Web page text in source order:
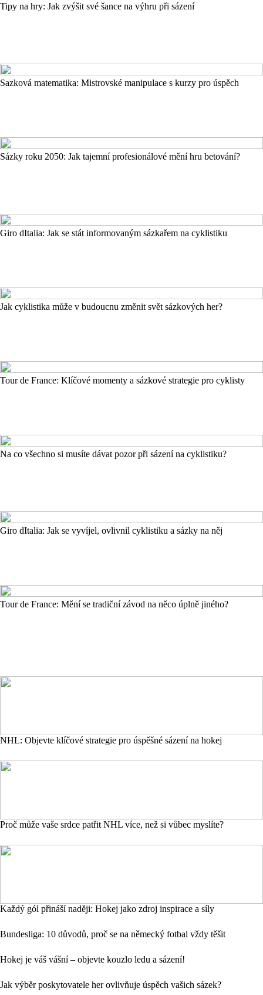
Tipy na hry: Jak zvýšit své šance na výhru při sázení
Sazková matematika: Mistrovské manipulace s kurzy pro úspěch
Sázky roku 2050: Jak tajemní profesionálové mění hru betování?
Giro dItalia: Jak se stát informovaným sázkařem na cyklistiku
Jak cyklistika může v budoucnu změnit svět sázkových her?
Tour de France: Klíčové momenty a sázkové strategie pro cyklisty
Na co všechno si musíte dávat pozor při sázení na cyklistiku?
Giro dItalia: Jak se vyvíjel, ovlivnil cyklistiku a sázky na něj
Tour de France: Mění se tradiční závod na něco úplně jiného?
NHL: Objevte klíčové strategie pro úspěšné sázení na hokej
Proč může vaše srdce patřit NHL více, než si vůbec myslíte?
Každý gól přináší naději: Hokej jako zdroj inspirace a síly
Bundesliga: 10 důvodů, proč se na německý fotbal vždy těšit
Hokej je váš vášní – objevte kouzlo ledu a sázení!
Jak výběr poskytovatele her ovlivňuje úspěch vašich sázek?